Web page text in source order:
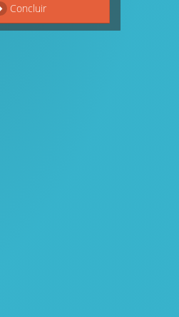
Concluir